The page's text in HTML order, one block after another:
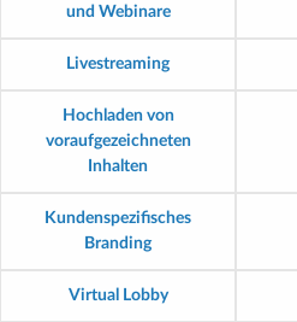
und Webinare
Livestreaming
Hochladen von
voraufgezeichneten
Inhalten
Kundenspezifisches
Branding
Virtual Lobby